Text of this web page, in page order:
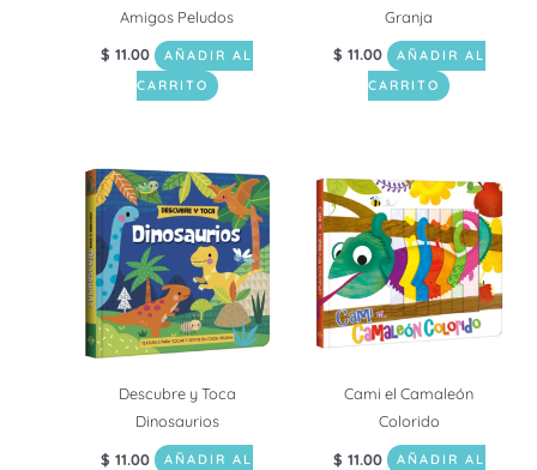
Amigos Peludos
$ 11.00
AÑADIR AL
CARRITO
Granja
$ 11.00
AÑADIR AL
CARRITO
Descubre y Toca
Dinosaurios
$ 11.00
AÑADIR AL
Cami el Camaleón
Colorido
$ 11.00
AÑADIR AL